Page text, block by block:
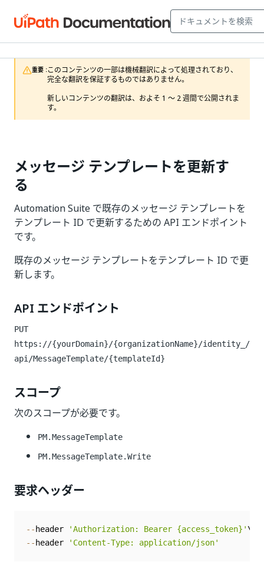
重要 :このコンテンツの一部は機械翻訳によって処理されており、
完全な翻訳を保証するものではありません。
新しいコンテンツの翻訳は、およそ 1 ～ 2 週間で公開されま
す。
メッセージ テンプレートを更新す
る
Automation Suite で既存のメッセージ テンプレートを
テンプレート ID で更新するための API エンドポイント
です。
既存のメッセージ テンプレートをテンプレート ID で更
新します。
API エンドポイント
PUT
https://{yourDomain}/{organizationName}/identity_/
api/MessageTemplate/{templateId}
スコープ
次のスコープが必要です。
PM.MessageTemplate
PM.MessageTemplate.Write
要求ヘッダー
-- header 'Authorization: Bearer {access_token}'
-- header 'Content-Type: application/json'